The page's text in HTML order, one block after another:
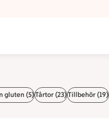
gluten (5)Tårtor (23)Tillbehör (19)